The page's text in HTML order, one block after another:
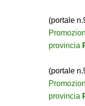
(portale
provincia
(portale
provincia